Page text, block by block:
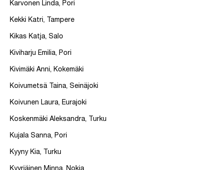
Karvonen Linda, Pori
Kekki Katri, Tampere
Kikas Katja, Salo
Kiviharju Emilia, Pori
Kivimäki Anni, Kokemäki
Koivumetsä Taina, Seinäjoki
Koivunen Laura, Eurajoki
Koskenmäki Aleksandra, Turku
Kujala Sanna, Pori
Kyyny Kia, Turku